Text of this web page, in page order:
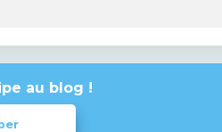
au blog !